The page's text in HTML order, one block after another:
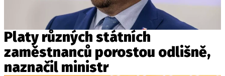
Platy různých státních
zaměstnanců porostou odlišně,
naznačil ministr